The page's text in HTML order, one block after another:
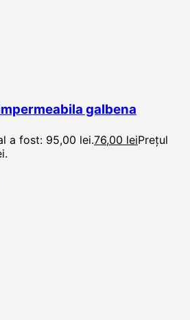
galbena
a fost: 95,00 lei.76,00 leiPrețul